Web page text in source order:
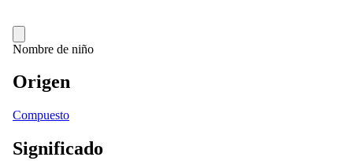
Nombre de niño
Origen
Compuesto
Significado